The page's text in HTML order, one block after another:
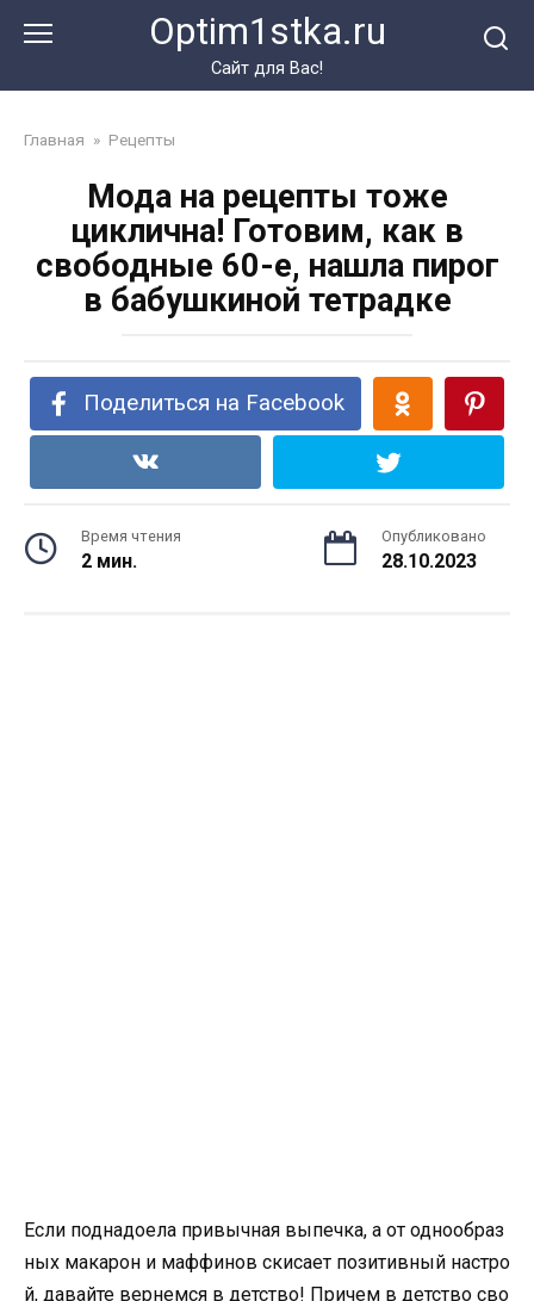
Optim1stka.ru
Сайт для Вас!
Главная » Рецепты
Мода на рецепты тоже
циклична! Готовим, как в
свободные 60-е, нашла пирог
в бабушкиной тетрадке
Поделиться на Facebook
Время чтения
2 мин.
Опубликовано
28.10.2023
Если поднадоела привычная выпечка, а от однообраз
ных макарон и маффинов скисает позитивный настро
й, давайте вернемся в детство! Причем в детство сво